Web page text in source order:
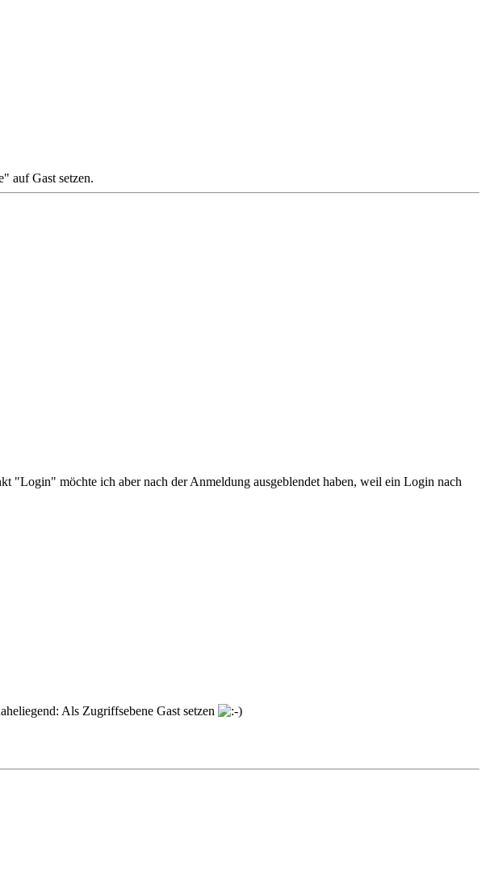
auf Gast setzen.
möchte ich aber nach der Anmeldung ausgeblendet haben, weil ein Login nach
Als Zugriffsebene Gast setzen